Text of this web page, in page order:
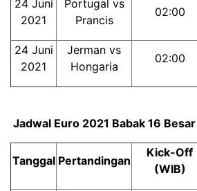
24 Juni
2021
Portugal vs
Prancis
02:00
24 Juni
2021
Jerman vs
Hongaria
02:00
Jadwal Euro 2021 Babak 16 Besar
Tanggal Pertandingan
Kick-Off
(WIB)